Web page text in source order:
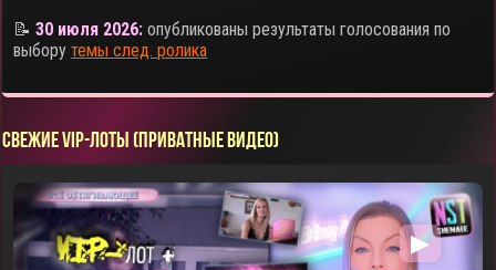
📝30 июля 2026: опубликованы результаты голосования по
выборутемы след. ролика
СВЕЖИЕ VIP-ЛОТЫ (ПРИВАТНЫЕ ВИДЕО)
▶